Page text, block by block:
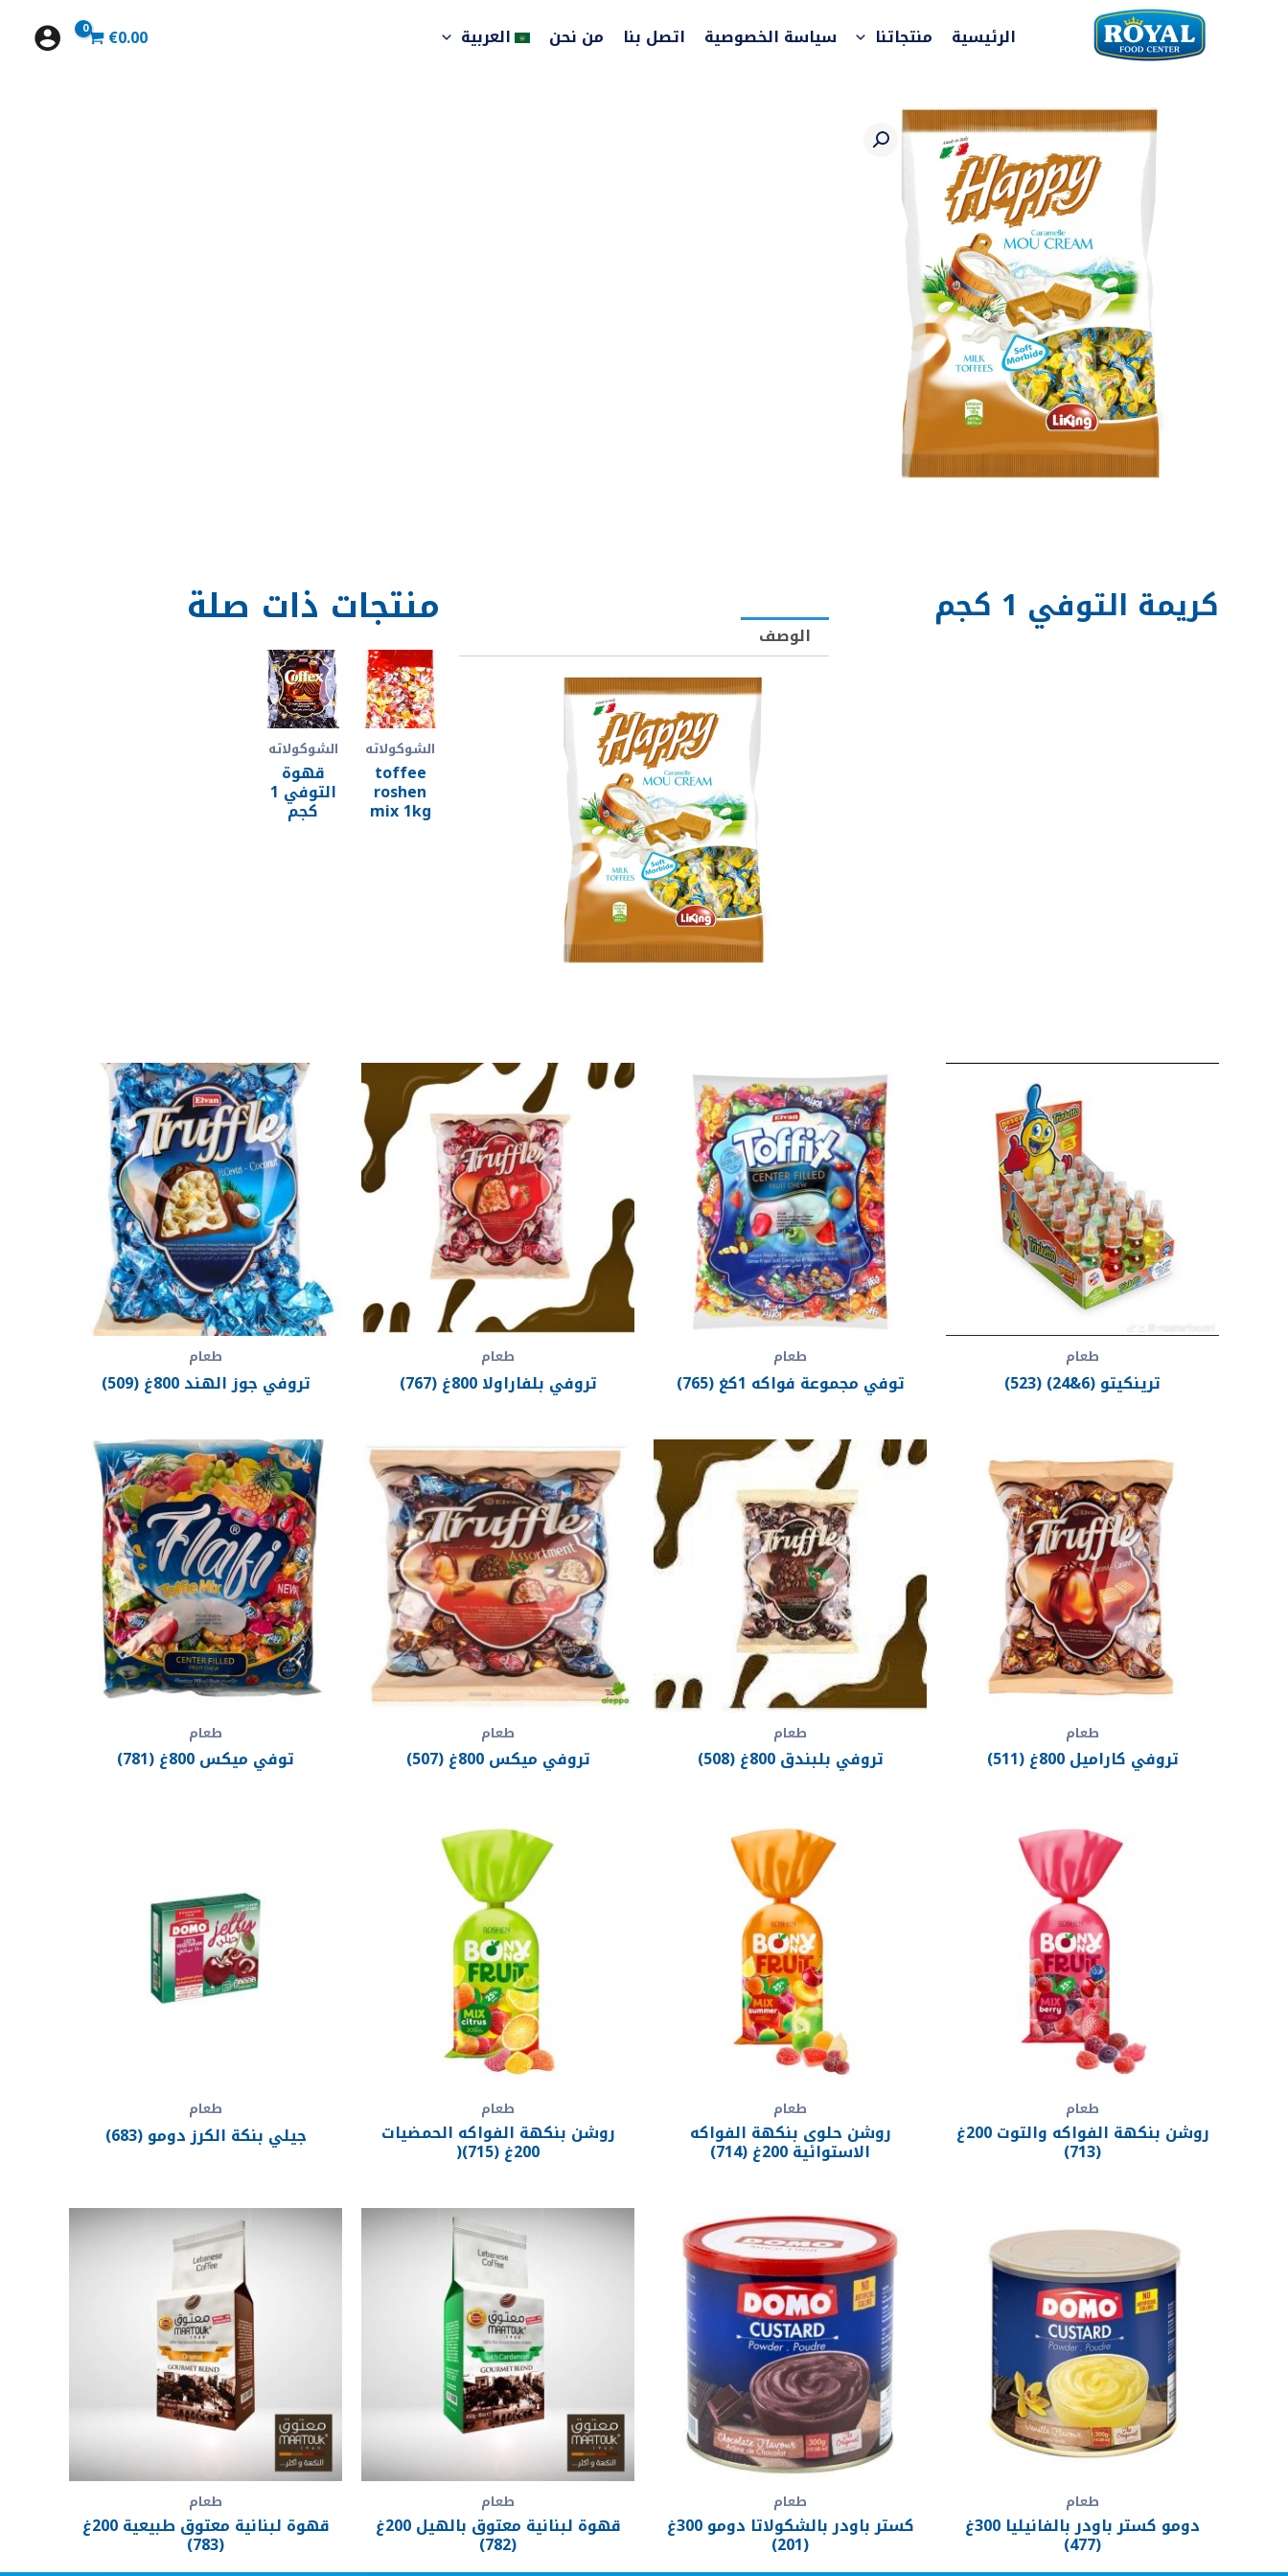
الرئيسية منتجاتنا سياسة الخصوصية اتصل بنا من نحن العربية €0.00
كريمة التوفي 1 كجم
الوصف منتجات ذات صلة
الشوكولاته
toffee
roshen
mix 1kg
الشوكولاته
قهوة
التوفي 1
كجم
طعام
ترينكيتو (6&24) (523)
طعام
توفي مجموعة فواكه 1كغ (765)
طعام
تروفي بلفاراولا 800غ (767)
طعام
تروفي جوز الهند 800غ (509)
طعام
تروفي كاراميل 800غ (511)
طعام
تروفي بلبندق 800غ (508)
طعام
تروفي ميكس 800غ (507)
طعام
توفي ميكس 800غ (781)
طعام
روشن بنكهة الفواكه والتوت 200غ
(713)
طعام
روشن حلوى بنكهة الفواكه
الاستوائية 200غ (714)
طعام
روشن بنكهة الفواكه الحمضيات
200غ (715)(
طعام
جيلي بنكة الكرز دومو (683)
طعام
دومو كستر باودر بالفانيليا 300غ
(477)
طعام
كستر باودر بالشكولاتا دومو 300غ
(201)
طعام
قهوة لبنانية معتوق بالهيل 200غ
(782)
طعام
قهوة لبنانية معتوق طبيعية 200غ
(783)